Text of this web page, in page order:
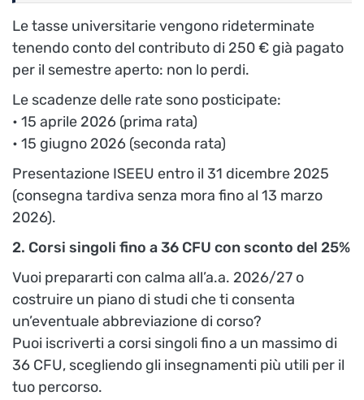
Le tasse universitarie vengono rideterminate
tenendo conto del contributo di 250 € già pagato
per il semestre aperto: non lo perdi.
Le scadenze delle rate sono posticipate:
• 15 aprile 2026 (prima rata)
• 15 giugno 2026 (seconda rata)
Presentazione ISEEU entro il 31 dicembre 2025
(consegna tardiva senza mora fino al 13 marzo
2026).
2. Corsi singoli fino a 36 CFU con sconto del 25%
Vuoi prepararti con calma all’a.a. 2026/27 o
costruire un piano di studi che ti consenta
un’eventuale abbreviazione di corso?
Puoi iscriverti a corsi singoli fino a un massimo di
36 CFU, scegliendo gli insegnamenti più utili per il
tuo percorso.